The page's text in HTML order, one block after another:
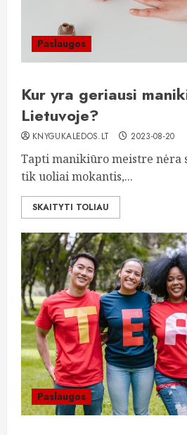
Paslaugos
Kur yra geriausi
Lietuvoje?
KNYGUKALEDOS.LT 2023-08-20
Tapti manikiūro meistre nėra
tik uoliai mokantis,...
SKAITYTI TOLIAU
Paslaugos